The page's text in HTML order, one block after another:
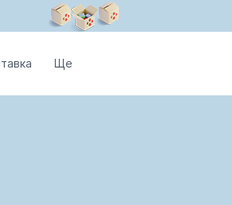
Ще